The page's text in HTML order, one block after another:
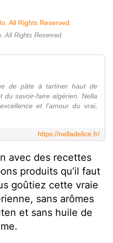
All Rights Reserved.
de pâte à tartiner haut de
du savoir-faire algérien. Nella
et l'amour du vrai,
https://nelladelice.fr/
avec des recettes
produits qu’il faut
goûtiez cette vraie
sans arômes
et sans huile de